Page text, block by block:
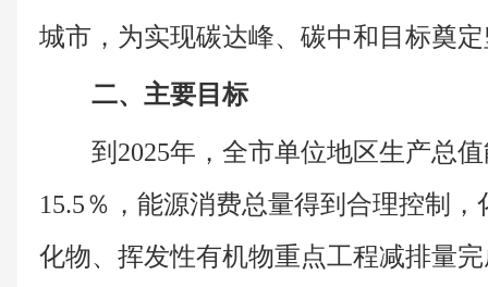
城市，为实现碳达峰、碳中和目标奠
二、主要目标
到2025年，全市单位地区生产总
15.5％，能源消费总量得到合理控制
化物、挥发性有机物重点工程减排量